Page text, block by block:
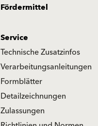
Fördermittel
Service
Technische Zusatzinfos
Verarbeitungsanleitungen
Formblätter
Detailzeichnungen
Zulassungen